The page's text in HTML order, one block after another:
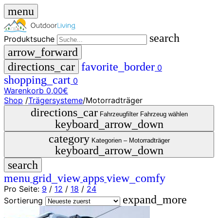
menu
Produktsuche
search
arrow_forward
directions_car favorite_border 0
shopping_cart 0
Warenkorb 0,00€
close
menu storefront
Shop
🇩🇪
DE
🇮🇹
IT
Produktsuche
search
Shop /Trägersysteme/Motorradträger
directions_car Fahrzeugfilter Fahrzeug wählen
keyboard_arrow_down
category Kategorien – Motorradträger
keyboard_arrow_down
search
menu grid_viewappsview_comfy
Pro Seite: 9 / 12 / 18 / 24
Sortierung
expand_more